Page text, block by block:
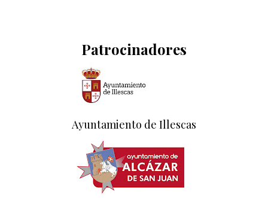
Patrocinadores
Ayuntamiento de Illescas